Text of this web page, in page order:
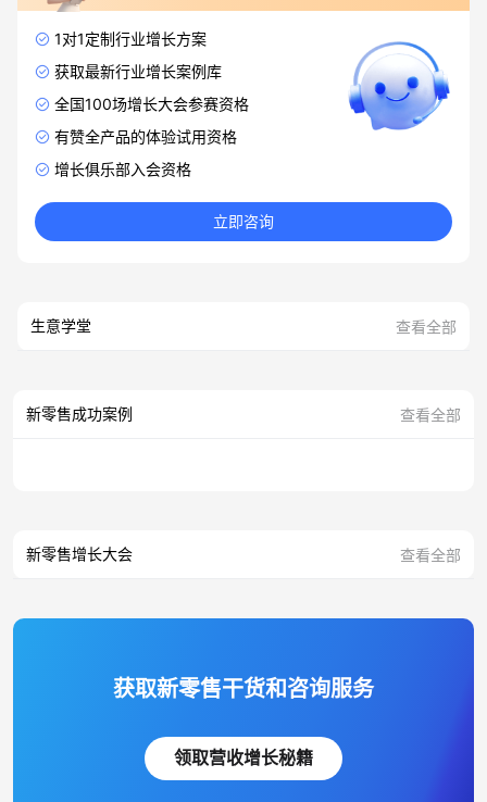
1对1定制行业增长方案
获取最新行业增长案例库
全国100场增长大会参赛资格
有赞全产品的体验试用资格
增长俱乐部入会资格
立即咨询
生意学堂 查看全部
新零售成功案例 查看全部
新零售增长大会 查看全部
获取新零售干货和咨询服务
领取营收增长秘籍